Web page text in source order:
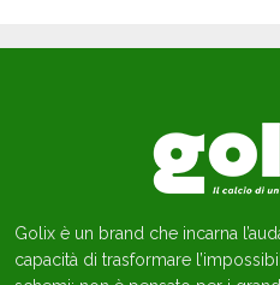
Golix è un brand che incarna
capacità di trasformare